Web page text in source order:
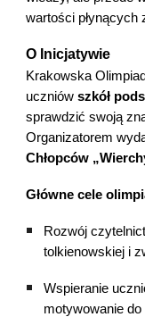
wartości płynących
O Inicjatywie
Krakowska
uczniówszkół
sprawdzić swoją
Organizatorem
Chłopców
Główne cele
Rozwój
tolkienowskiej i
Wspieranie
motywowanie